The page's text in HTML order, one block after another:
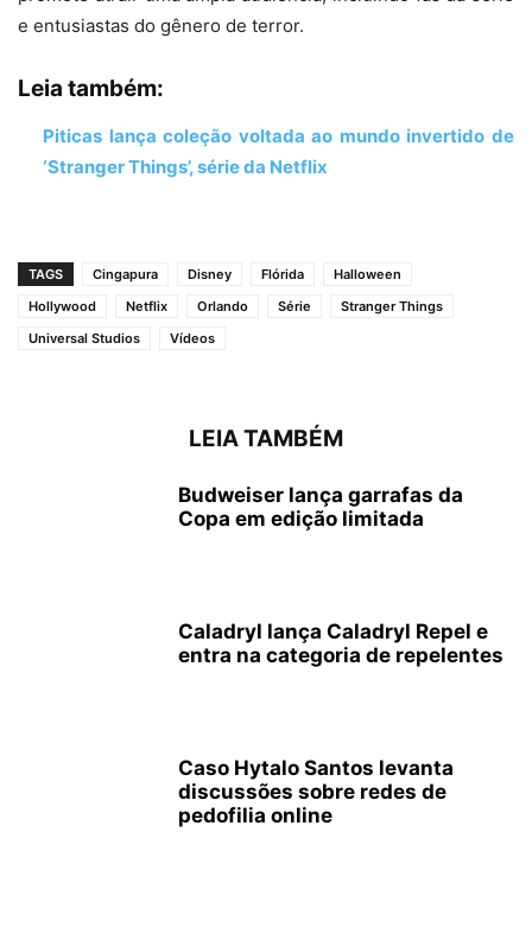
e entusiastas do gênero de terror.
Leia também:
Piticas lança coleção voltada ao mundo invertido de
‘Stranger Things’, série da Netflix
TAGS Cingapura Disney Flórida
Halloween
Hollywood
Netflix Orlando Série
Stranger Things
Universal Studios
Vídeos
LEIA TAMBÉM
Budweiser lança garrafas da
Copa em edição limitada
Caladryl lança Caladryl Repel e
entra na categoria de repelentes
Caso Hytalo Santos levanta
discussões sobre redes de
pedofilia online